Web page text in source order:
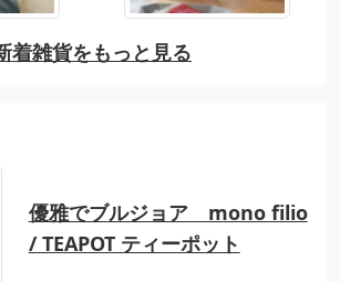
着雑貨をもっと見る
優雅でブルジョア mono filio
/ TEAPOT ティーポット